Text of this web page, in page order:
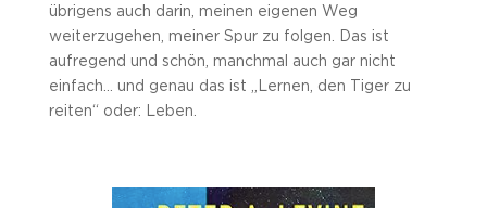
übrigens auch darin, meinen eigenen Weg
weiterzugehen, meiner Spur zu folgen. Das ist
aufregend und schön, manchmal auch gar nicht
einfach… und genau das ist „Lernen, den Tiger zu
reiten“ oder: Leben.